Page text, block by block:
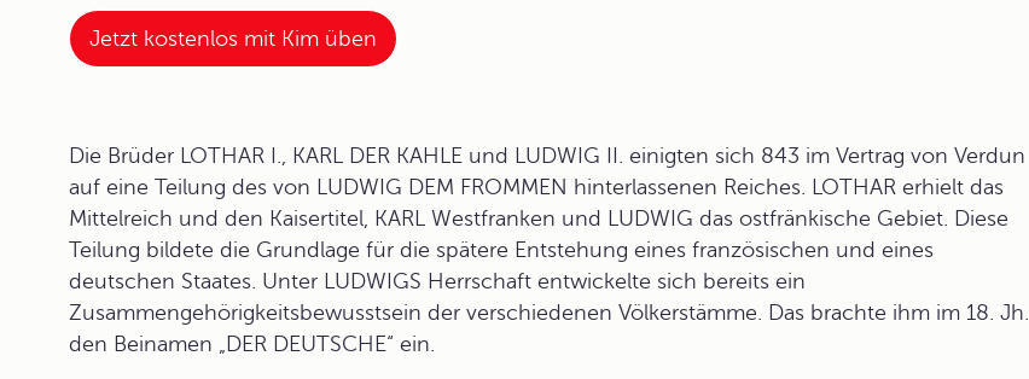
Jetzt kostenlos mit Kim üben
Die Brüder LOTHAR I., KARL DER KAHLE und LUDWIG II. einigten sich 843 im Vertrag von Verdun
auf eine Teilung des von LUDWIG DEM FROMMEN hinterlassenen Reiches. LOTHAR erhielt das
Mittelreich und den Kaisertitel, KARL Westfranken und LUDWIG das ostfränkische Gebiet. Diese
Teilung bildete die Grundlage für die spätere Entstehung eines französischen und eines
deutschen Staates. Unter LUDWIGS Herrschaft entwickelte sich bereits ein
Zusammengehörigkeitsbewusstsein der verschiedenen Völkerstämme. Das brachte ihm im 18. Jh.
den Beinamen „DER DEUTSCHE“ ein.